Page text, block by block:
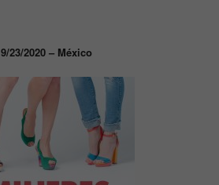
9/23/2020 – México